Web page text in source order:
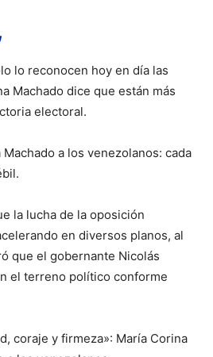
lo reconocen hoy en día las
Machado dice que están más
electoral.
a los venezolanos: cada
la lucha de la oposición
en diversos planos, al
que el gobernante Nicolás
el terreno político conforme
coraje y firmeza»: María Corina